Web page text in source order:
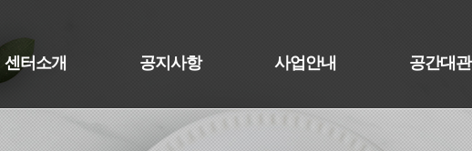
센터소개 공지사항 사업안내 공간대관